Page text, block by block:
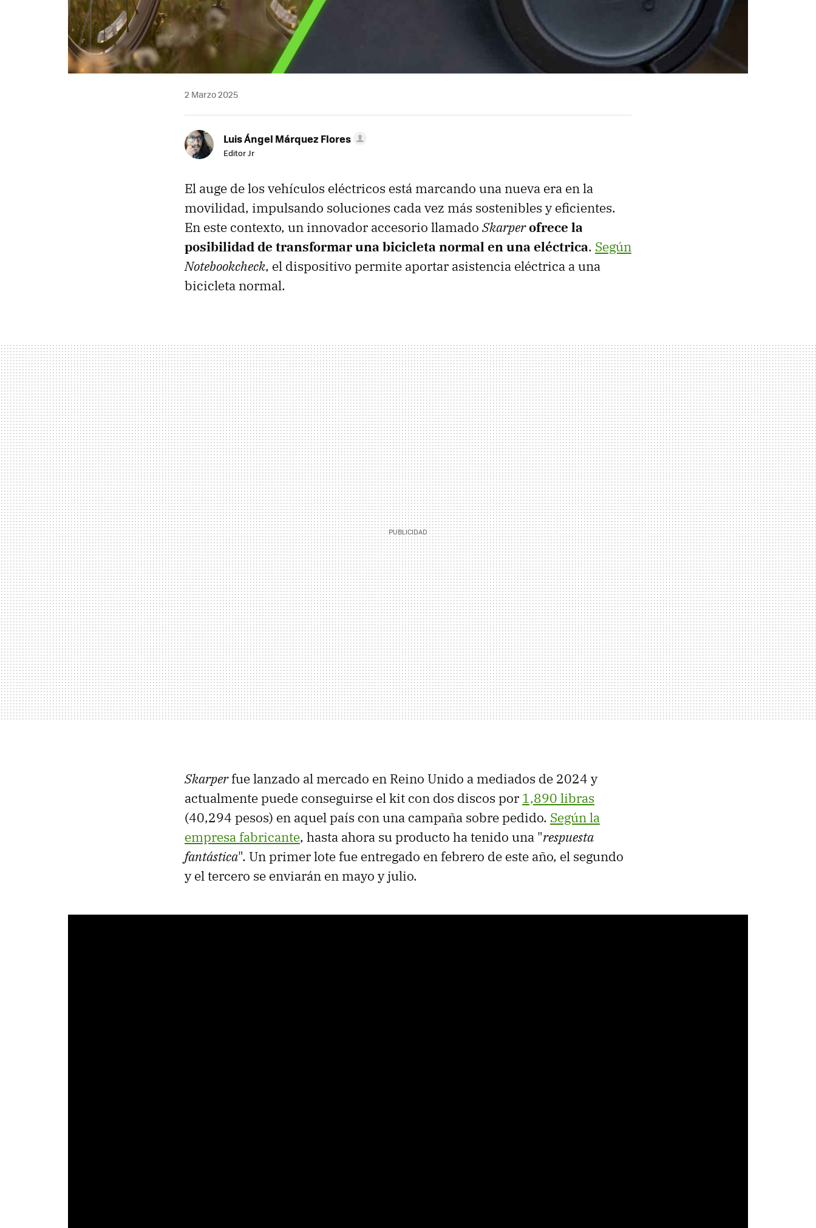
2 Marzo 2025
Luis Ángel Márquez Flores
Editor Jr
El auge de los vehículos eléctricos está marcando una nueva era en la
movilidad, impulsando soluciones cada vez más sostenibles y eficientes.
En este contexto, un innovador accesorio llamado Skarperofrece la
posibilidad de transformar una bicicleta normal en una eléctrica. Según
Notebookcheck, el dispositivo permite aportar asistencia eléctrica a una
bicicleta normal.
Skarperfue lanzado al mercado en Reino Unido a mediados de 2024 y
actualmente puede conseguirse el kit con dos discos por 1,890 libras
(40,294 pesos) en aquel país con una campaña sobre pedido. Según la
empresa fabricante, hasta ahora su producto ha tenido una "respuesta
fantástica". Un primer lote fue entregado en febrero de este año, el segundo
y el tercero se enviarán en mayo y julio.